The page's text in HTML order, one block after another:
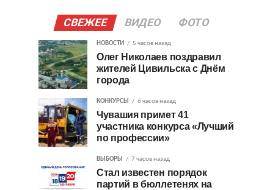
СВЕЖЕЕ ВИДЕО ФОТО
НОВОСТИ 5 часов назад
Олег Николаев поздравил
жителей Цивильска с Днём
города
КОНКУРСЫ 6 часов назад
Чувашия примет 41
участника конкурса «Лучший
по профессии»
ВЫБОРЫ 7 часов назад
Стал известен порядок
партий в бюллетенях на